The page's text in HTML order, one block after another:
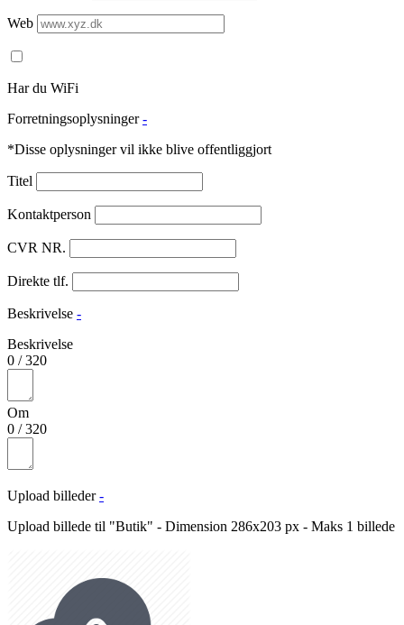
Web
Har du WiFi
Forretningsoplysninger -
*Disse oplysninger vil ikke blive offentliggjort
Titel
Kontaktperson
CVR NR.
Direkte tlf.
Beskrivelse -
Beskrivelse
0 /320
Om
0 /320
Upload billeder -
Upload billede til "Butik" - Dimension 286x203 px - Maks 1 billede